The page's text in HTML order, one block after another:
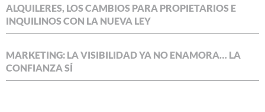
ALQUILERES, LOS CAMBIOS PARA PROPIETARIOS E
INQUILINOS CON LA NUEVA LEY
MARKETING: LA VISIBILIDAD YA NO ENAMORA… LA
CONFIANZA SÍ